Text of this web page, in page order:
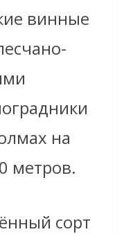
винные
на
метров.
сорт